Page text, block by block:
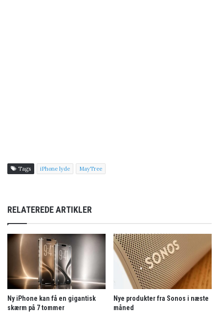
Tags iPhone lyde MayTree
RELATEREDE ARTIKLER
Ny iPhone kan få en gigantisk
skærm på 7 tommer
Nye produkter fra Sonos i næste
måned